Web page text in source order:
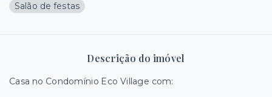
Salão de festas
Descrição do imóvel
Casa no Condomínio Eco Village com: